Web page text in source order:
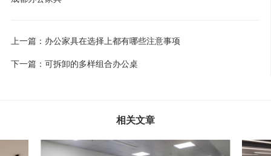
上一篇： 办公家具在选择上都有哪些注意事项
下一篇： 可拆卸的多样组合办公桌
相关文章